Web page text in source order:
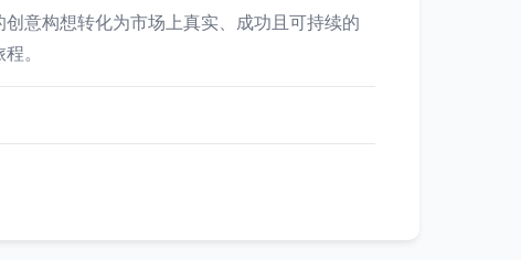
意构想转化为市场上真实、成功且可持续的
。